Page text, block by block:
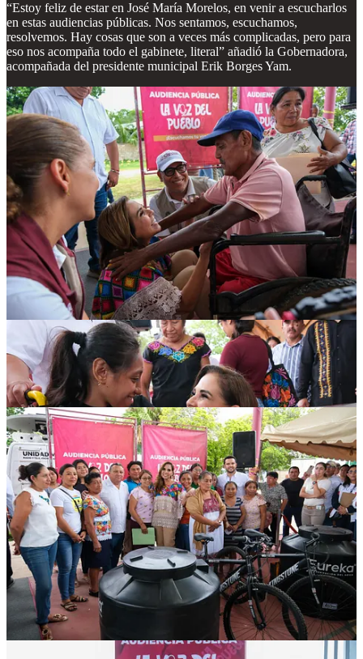
“Estoy feliz de estar en José María Morelos, en venir a escucharlos
en estas audiencias públicas. Nos sentamos, escuchamos,
resolvemos. Hay cosas que son a veces más complicadas, pero para
eso nos acompaña todo el gabinete, literal” añadió la Gobernadora,
acompañada del presidente municipal Erik Borges Yam.
Mara Lezama recordó que este es un gobierno diferente, que no está
en el escritorio, pero sí en territorio, y las épocas en que había que
esperar una cita en una oficina lejana, se acabaron. “Atendemos
aquí, donde está el problema”, citó.
Dijo que es una atención directa, de los tres niveles de gobierno, con
la presencia de delegados de dependencias federales como la CFE y
el Infonavit, que reflejan el respaldo de la Presidenta Claudia
Sheinbaum.
Durante el transcurso de la audiencia, la gobernadora Mara Lezama
entregó material deportivo a Joezer Aké Pech, de Dziuché, quien
solicitó la construcción de una cancha de fútbol 7 en su comunidad.
A través de la Beneficencia Pública, la titular del Ejecutivo entregó 3
sillas de ruedas que se pueden considerar especiales: una es de vida
independiente, que se hizo a la medida y peso del beneficiario; otra
es silla eléctrica y la tercera, infantil.
Quienes las recibieron son Isaí Emmanuel Puc Dzul, de La
Presumida; Jorge Cob Uicab, de Kantemó, y María Minelia Pantí
Pec, de José María Morelos. También entregó un bastón a María
Angela Colli Aguilar, de la ciudad.